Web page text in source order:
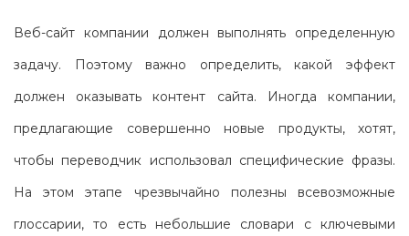
Веб-сайт компании должен выполнять определенную
задачу. Поэтому важно определить, какой эффект
должен оказывать контент сайта. Иногда компании,
предлагающие совершенно новые продукты, хотят,
чтобы переводчик использовал специфические фразы.
На этом этапе чрезвычайно полезны всевозможные
глоссарии, то есть небольшие словари с ключевыми